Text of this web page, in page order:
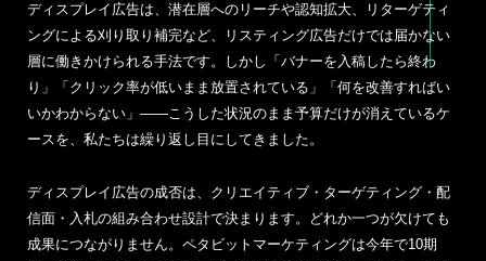
ディスプレイ広告は、潜在層へのリーチや認知拡大、リターゲティ
ングによる刈り取り補完など、リスティング広告だけでは届かない
層に働きかけられる手法です。しかし「バナーを入稿したら終わ
り」「クリック率が低いまま放置されている」「何を改善すればい
いかわからない」——こうした状況のまま予算だけが消えているケ
ースを、私たちは繰り返し目にしてきました。
ディスプレイ広告の成否は、クリエイティブ・ターゲティング・配
信面・入札の組み合わせ設計で決まります。どれか一つが欠けても
成果につながりません。ペタビットマーケティングは今年で10期